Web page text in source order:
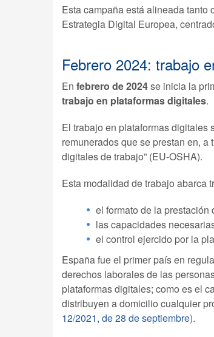
Esta campaña está alineada
Estrategia Digital Europea,
Febrero 2024: trabajo
En febrero de 2024se inicia la
trabajo en plataformas digitales.
El trabajo en plataformas digitales
remunerados que se prestan en,
digitales de trabajo” (EU-OSHA).
Esta modalidad de trabajo abarca
el formato de la prestación
las capacidades
el control ejercido por la
España fue el primer país en
derechos laborales de las
plataformas digitales; como es el
distribuyen a domicilio cualquier
12/2021, de 28 de septiembre).